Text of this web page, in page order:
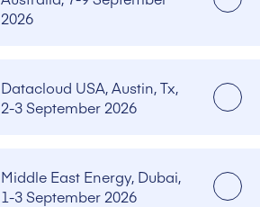
2026
Datacloud USA, Austin, Tx,
2-3 September 2026
Middle East Energy, Dubai,
1-3 September 2026